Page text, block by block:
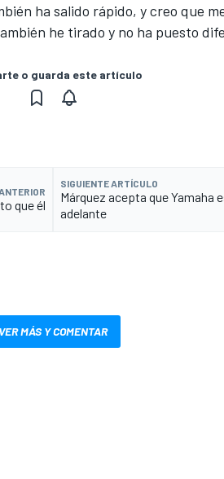
ha salido rápido, y creo que
he tirado y no ha puesto
o guarda este artículo
que él
SIGUIENTE ARTÍCULO
Márquez acepta que Yamaha
adelante
VER MÁS Y COMENTAR